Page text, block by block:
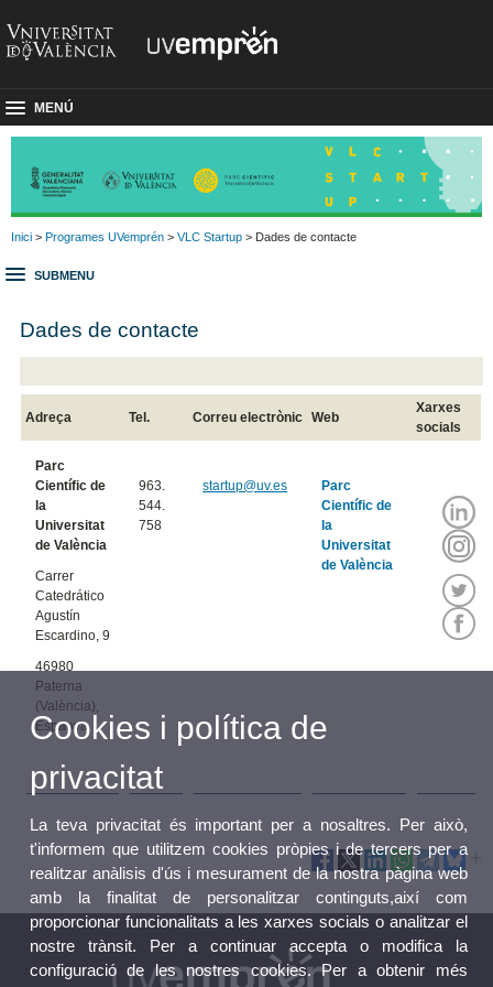
MENÚ
Inici > Programes UVemprén > VLC Startup > Dades de contacte
SUBMENU
Dades de contacte
Adreça Tel. Correu electrònic Web
Xarxes
socials
Parc
Científic de
la
Universitat
de València
Carrer
Catedrático
Agustín
Escardino, 9
46980
Paterna
(València),
Espanya
963.
544.
758
startup@uv.es
Parc
Científic de
la
Universitat
de València
Cookies i política de
privacitat
La teva privacitat és important per a nosaltres. Per això,
t'informem que utilitzem cookies pròpies i de tercers per a
realitzar anàlisis d'ús i mesurament de la nostra pàgina web
amb la finalitat de personalitzar continguts,així com
proporcionar funcionalitats a les xarxes socials o analitzar el
nostre trànsit. Per a continuar accepta o modifica la
configuració de les nostres cookies. Per a obtenir més